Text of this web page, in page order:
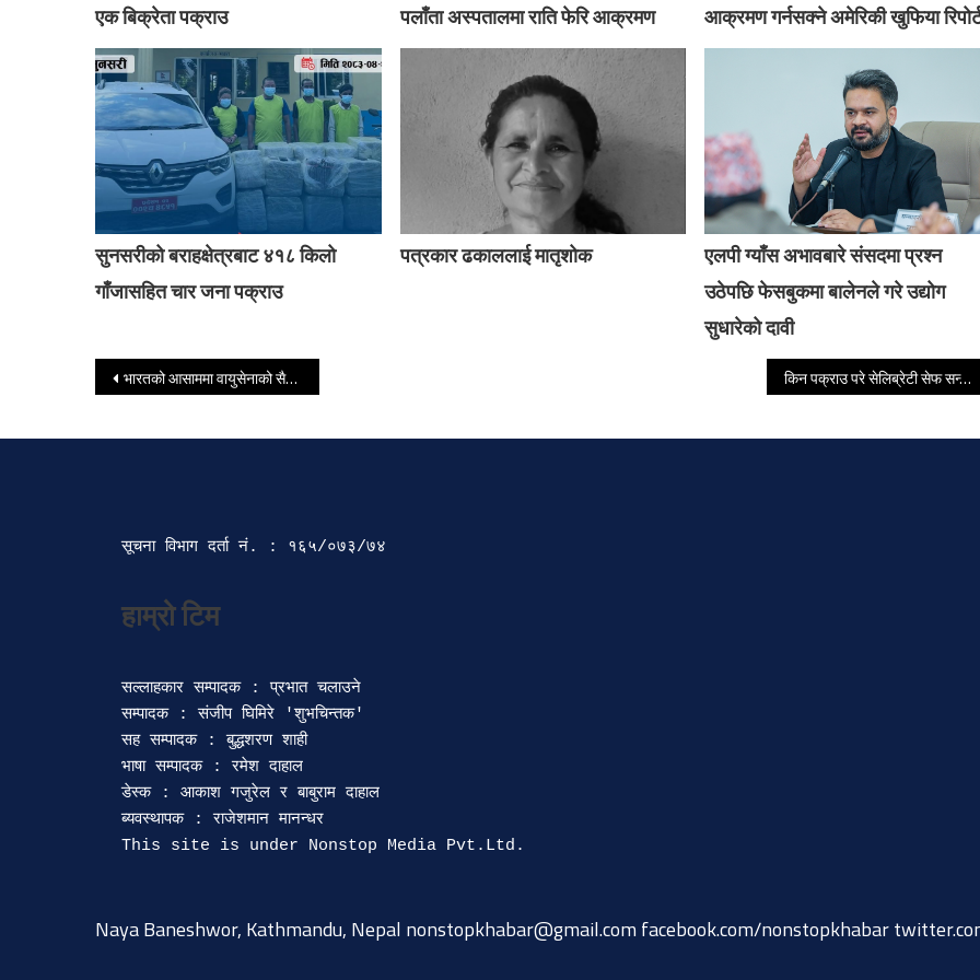
एक बिक्रेता पक्राउ पलाँता अस्पतालमा राति फेरि आक्रमण आक्रमण गर्नसक्ने अमेरिकी खुफिया
सुनसरीको बराहक्षेत्रबाट ४१८ किलो
गाँजासहित चार जना पक्राउ
पत्रकार ढकाललाई मातृशोक
एलपी ग्याँस अभावबारे संसदमा प्रश्न
उठेपछि फेसबुकमा बालेनले गरे उद्योग
सुधारेको दावी
Post navigation
भारतको आसाममा वायुसेनाको सैन्य विमान दुर्घटना किन पक्राउ परे सेलिब्रेटी सेफ सन्तोष साह ?
सूचना विभाग दर्ता‍ नं. : १६५/०७३/७४
हाम्रो टिम
सल्लाहकार सम्पादक : प्रभात चलाउने
सम्पादक : संजीप घिमिरे 'शुभचिन्तक'
सह सम्पादक : बुद्धशरण शाही
भाषा सम्पादक : रमेश दाहाल
डेस्क : आकाश गजुरेल र बाबुराम दाहाल
ब्यवस्थापक : राजेशमान मानन्धर
Naya Baneshwor, Kathmandu, Nepal nonstopkhabar@gmail.com facebook.com/nonstopkhabar